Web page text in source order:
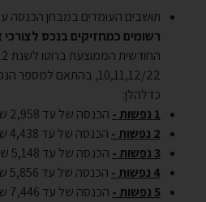
תושבים העומדים במבחן הכנסה
רשומים כמחזיקים בנכס לצורכי
10,11,12/22, בהתאם
כדלהלן:
1 נפשות -
הכנסה של עד 2,958 ש"ח ברוטו
2 נפשות -
הכנסה של עד 4,438 ש"ח ברוטו
3 נפשות -
הכנסה של עד 5,148 ש"ח ברוטו
4 נפשות -
הכנסה של עד 5,856 ש"ח ברוטו
5 נפשות -
הכנסה של עד 7,446 ש"ח ברוטו